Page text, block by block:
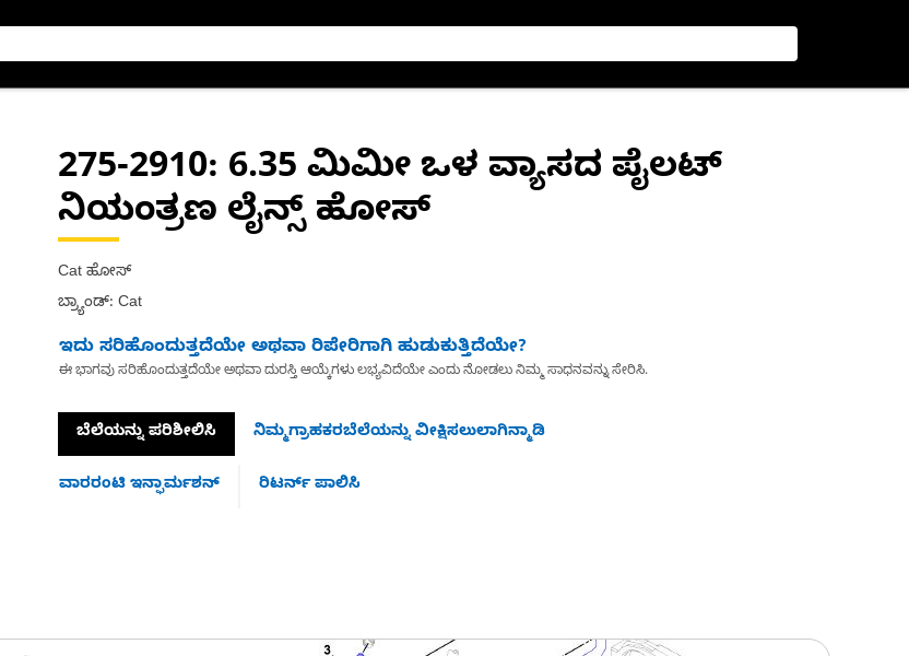
275-2910: 6.35 ಮಿಮೀ ಒಳ ವ್ಯಾಸದ ಪೈಲಟ್
ನಿಯಂತ್ರಣ ಲೈನ್ಸ್ ಹೋಸ್
Cat ಹೋಸ್
ಬ್ರ್ಯಾಂಡ್: Cat
ಇದು ಸರಿಹೊಂದುತ್ತದೆಯೇ ಅಥವಾ ರಿಪೇರಿಗಾಗಿ ಹುಡುಕುತ್ತಿದೆಯೇ?
ಈ ಭಾಗವು ಸರಿಹೊಂದುತ್ತದೆಯೇ ಅಥವಾ ದುರಸ್ತಿ ಆಯ್ಕೆಗಳು ಲಭ್ಯವಿದೆಯೇ ಎಂದು ನೋಡಲು ನಿಮ್ಮ ಸಾಧನವನ್ನು ಸೇರಿಸಿ.
ಬೆಲೆಯನ್ನು ಪರಿಶೀಲಿಸಿ ನಿಮ್ಮಗ್ರಾಹಕರಬೆಲೆಯನ್ನು ವೀಕ್ಷಿಸಲುಲಾಗಿನ್ಮಾಡಿ
ವಾರರಂಟಿ ಇನ್ಫಾರ್ಮಶನ್ ರಿಟರ್ನ್ ಪಾಲಿಸಿ